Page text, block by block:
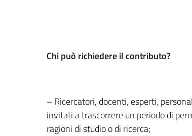
Chi può richiedere il contributo?
– Ricercatori, docenti, esperti,
invitati a trascorrere un periodo di
ragioni di studio o di ricerca;